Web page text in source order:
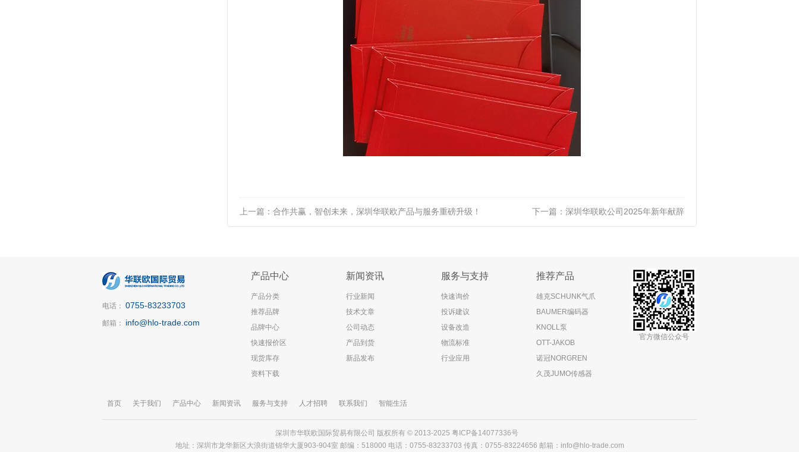
上一篇： 合作共赢，智创未来，深圳华联欧产品与服务重磅升级！ 下一篇： 深圳华联欧公司2025年新年献辞
电话： 0755-83233703
邮箱： info@hlo-trade.com
产品中心
产品分类
推荐品牌
品牌中心
快速报价区
现货库存
资料下载
新闻资讯
行业新闻
技术文章
公司动态
产品到货
新品发布
服务与支持
快速询价
投诉建议
设备改造
物流标准
行业应用
推荐产品
雄克SCHUNK气爪
BAUMER编码器
KNOLL泵
OTT-JAKOB
诺冠NORGREN
久茂JUMO传感器
官方微信公众号
首页 关于我们 产品中心 新闻资讯 服务与支持 人才招聘 联系我们 智能生活
深圳市华联欧国际贸易有限公司 版权所有 © 2013-2025 粤ICP备14077336号
地址：深圳市龙华新区大浪街道锦华大厦903-904室 邮编：518000 电话：0755-83233703 传真：0755-83224656 邮箱：info@hlo-trade.com